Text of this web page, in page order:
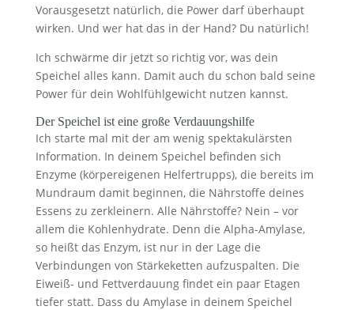
Vorausgesetzt natürlich, die Power darf überhaupt
wirken. Und wer hat das in der Hand? Du natürlich!
Ich schwärme dir jetzt so richtig vor, was dein
Speichel alles kann. Damit auch du schon bald seine
Power für dein Wohlfühlgewicht nutzen kannst.
Der Speichel ist eine große Verdauungshilfe
Ich starte mal mit der am wenig spektakulärsten
Information. In deinem Speichel befinden sich
Enzyme (körpereigenen Helfertrupps), die bereits im
Mundraum damit beginnen, die Nährstoffe deines
Essens zu zerkleinern. Alle Nährstoffe? Nein – vor
allem die Kohlenhydrate. Denn die Alpha-Amylase,
so heißt das Enzym, ist nur in der Lage die
Verbindungen von Stärkeketten aufzuspalten. Die
Eiweiß- und Fettverdauung findet ein paar Etagen
tiefer statt. Dass du Amylase in deinem Speichel